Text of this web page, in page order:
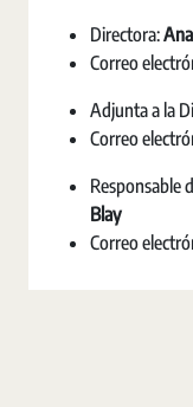
Directora:
Correo
Adjunta a la
Correo
Responsable
Blay
Correo